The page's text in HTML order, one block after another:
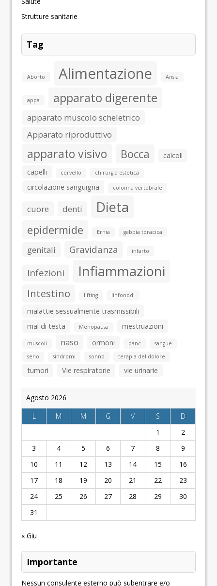
Strutture sanitarie
Tag
Aborto Alimentazione Ansia
appa apparato digerente
apparato muscolo scheletrico
Apparato riproduttivo
apparato visivo Bocca
calcoli
capelli
cervello chirurgia estetica
circolazione sanguigna colonna vertebrale
cuore denti Dieta
epidermide Ernia gabbia toracica
genitali Gravidanza infarto
Infezioni Infiammazioni
Intestino lifting linfonodi
malattie sessualmente trasmissibili
mal di testa
Menopausa mestruazioni
muscoli naso ormoni panc
sangue
seno
sindromi sonno terapia del dolore
tumori Vie respiratorie vie urinarie
Agosto 2026
L
M M G V S
D
1
2
3
4 5 6 7 8
9
10
11 12 13 14 15
16
17
18 19 20 21 22
23
24
25 26 27 28 29
30
31
« Giu
Importante
Nessun consulente esterno può subentrare e/o